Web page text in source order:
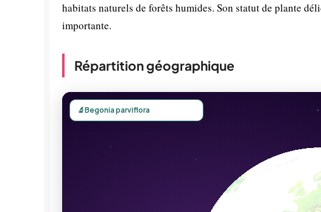
habitats naturels de forêts humides. Son statut de plante
importante.
Répartition géographique